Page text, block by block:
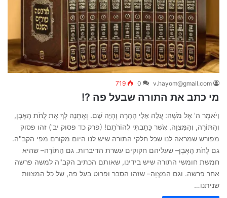
v.hayom@gmail.com
0
719
מי כתב את התורה שבעל פה ?!
וַיֹּאמֶר ה' אֶל מֹשֶׁה: עֲלֵה אֵלַי הָהָרָה וֶהְיֵה שָׁם. וְאֶתְּנָה לְךָ אֶת לֻחֹת הָאֶבֶן,
וְהַתּוֹרָה, וְהַמִּצְוָה, אֲשֶׁר כָּתַבְתִּי לְהוֹרֹתָם! (פרק כד פסוק יב') זהו פסוק
מפורש שמראה לנו שכל חלקי התורה שיש לנו היום מקורם מפי הקב"ה.
גם לֻחֹת הָאֶבֶן– שעליהם חקוקים עשרת הדיברות. גם הַתּוֹרָה– שהיא
חמשת חומשי התורה שיש בידינו, שאותם הכתיב הקב"ה למשה פרשה
אחר פרשה. וגם הַמִּצְוָה– שזהו הסבר ופרוט בעל פה, של כל המצוות
שניתנו…